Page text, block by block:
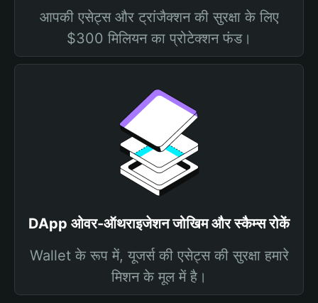
आपकी एसेट्स और ट्रांजैक्शन की सुरक्षा के लिए
$300 मिलियन का प्रोटेक्शन फंड।
DApp ओवर-ऑथराइजेशन जोखिम और स्कैम्स रोकें
Wallet के रूप में, यूजर्स की एसेट्स की सुरक्षा हमारे
मिशन के मूल में है।